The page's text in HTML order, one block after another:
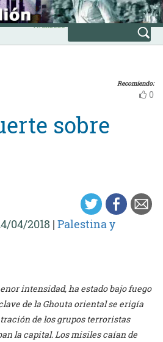
Avanzada
Recomiendo:
0
sobre
04/2018 | Palestina y
intensidad, ha estado bajo fuego
de la Ghouta oriental se erigía
de los grupos terroristas
la capital. Los misiles caían de